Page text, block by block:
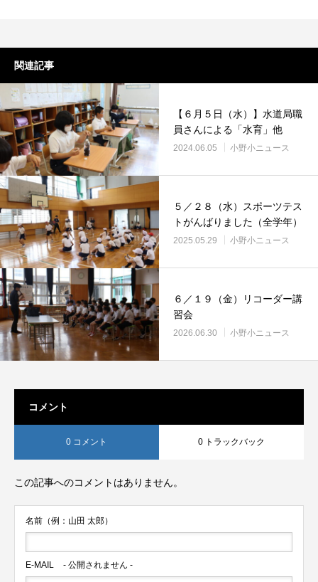
関連記事
【６月５日（水）】水道局職
員さんによる「水育」他
2024.06.05 小野小ニュース
５／２８（水）スポーツテス
トがんばりました（全学年）
2025.05.29 小野小ニュース
６／１９（金）リコーダー講
習会
2026.06.30 小野小ニュース
コメント
0 コメント 0 トラックバック
この記事へのコメントはありません。
名前（例：山田 太郎）
E-MAIL - 公開されません -